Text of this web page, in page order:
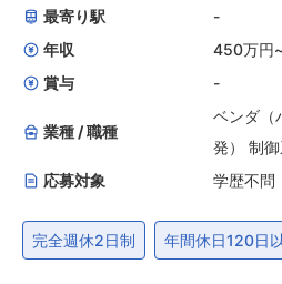
最寄り駅
-
年収
450万円
賞与
-
業種 / 職種
ベンダ（
発） 制
応募対象
学歴不問
完全週休2日制 年間休日120日